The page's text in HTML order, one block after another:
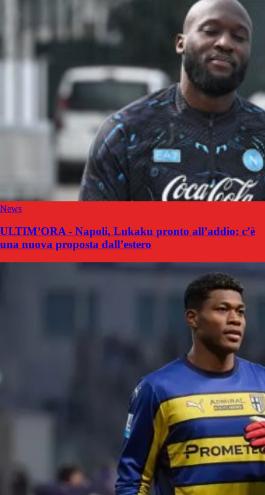
News
ULTIM’ORA - Napoli, Lukaku pronto all’addio: c’è
una nuova proposta dall’estero